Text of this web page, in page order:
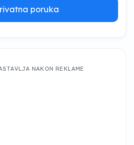
poruka
NAKON REKLAME